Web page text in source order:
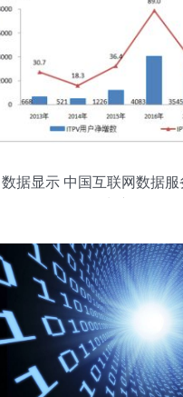
数据显示 中国互联网数据